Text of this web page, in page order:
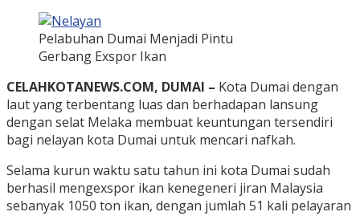
Pelabuhan Dumai Menjadi Pintu
Gerbang Exspor Ikan
CELAHKOTANEWS.COM, DUMAI – Kota Dumai dengan
laut yang terbentang luas dan berhadapan lansung
dengan selat Melaka membuat keuntungan tersendiri
bagi nelayan kota Dumai untuk mencari nafkah.
Selama kurun waktu satu tahun ini kota Dumai sudah
berhasil mengexspor ikan kenegeneri jiran Malaysia
sebanyak 1050 ton ikan, dengan jumlah 51 kali pelayaran